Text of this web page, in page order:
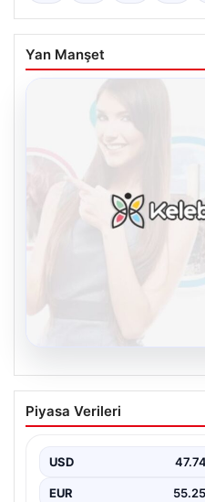
Yan Manşet
Kelebek.Org İle
Adresi Ve Chat
iletişim oluşturması büyük
Günümüzde birçok…
Piyasa Verileri
USD 47.74
EUR 55.25